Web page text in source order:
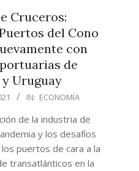
Cruceros:
del Cono
con
de
Uruguay
IN: ECONOMÍA
de la industria de
y los desafíos
puertos de cara a la
transatlánticos en la